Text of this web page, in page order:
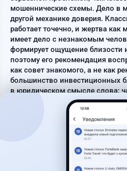
мошеннические схемы. Дело в
другой механике доверия.
работает точечно, и жертва
имеет дело с незнакомым
формирует ощущение близости
поэтому его рекомендация
как совет знакомого, а не как
большинство инвестиционных
в юридическом смысле слова:
некомпетентны или имеют
интересов, а доказать умысел в
сложно. Именно поэтому
влияния сложнее, чем
Финансовый аналитик и экономист